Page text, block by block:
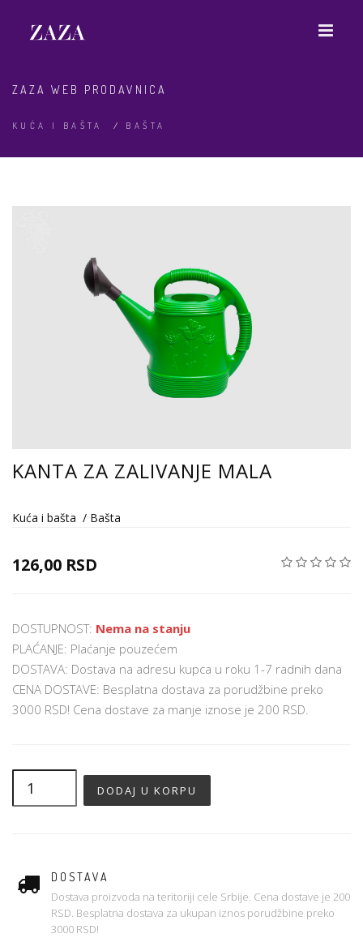
ZAZA WEB PRODAVNICA
KUĆA I BAŠTA / BAŠTA
KANTA ZA ZALIVANJE MALA
Kuća i bašta / Bašta
126,00 RSD
DOSTUPNOST: Nema na stanju
PLAĆANJE: Plaćanje pouzećem
DOSTAVA: Dostava na adresu kupca u roku 1-7 radnih dana
CENA DOSTAVE: Besplatna dostava za porudžbine preko
3000 RSD! Cena dostave za manje iznose je 200 RSD.
DOSTAVA
Dostava proizvoda na teritoriji cele Srbije. Cena dostave je 200
RSD. Besplatna dostava za ukupan iznos porudžbine preko
3000 RSD!